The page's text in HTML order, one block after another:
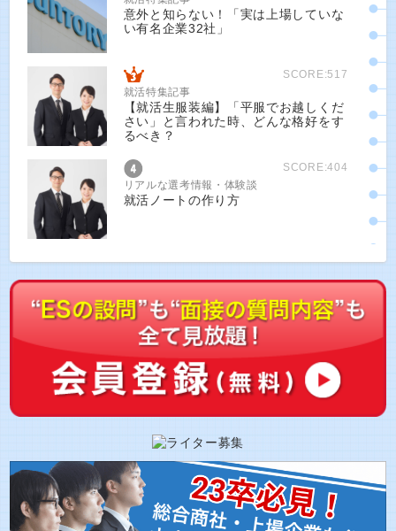
意外と知らない！「実は上場していな
い有名企業32社」
SCORE:517
就活特集記事
【就活生服装編】「平服でお越しくだ
さい」と言われた時、どんな格好をす
るべき？
SCORE:404
リアルな選考情報・体験談
就活ノートの作り方